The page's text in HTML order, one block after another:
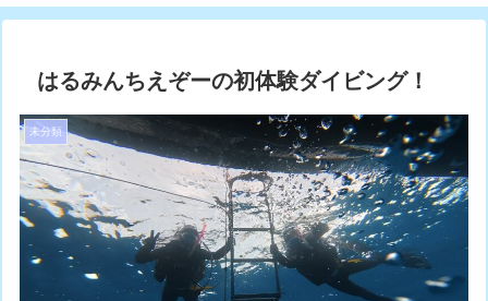
はるみんちえぞーの初体験ダイビング！
未分類